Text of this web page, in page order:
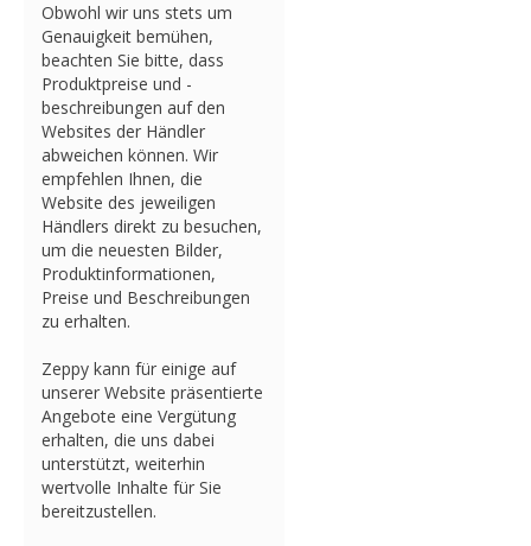
Obwohl wir uns stets um
Genauigkeit bemühen,
beachten Sie bitte, dass
Produktpreise und -
beschreibungen auf den
Websites der Händler
abweichen können. Wir
empfehlen Ihnen, die
Website des jeweiligen
Händlers direkt zu besuchen,
um die neuesten Bilder,
Produktinformationen,
Preise und Beschreibungen
zu erhalten.
Zeppy kann für einige auf
unserer Website präsentierte
Angebote eine Vergütung
erhalten, die uns dabei
unterstützt, weiterhin
wertvolle Inhalte für Sie
bereitzustellen.